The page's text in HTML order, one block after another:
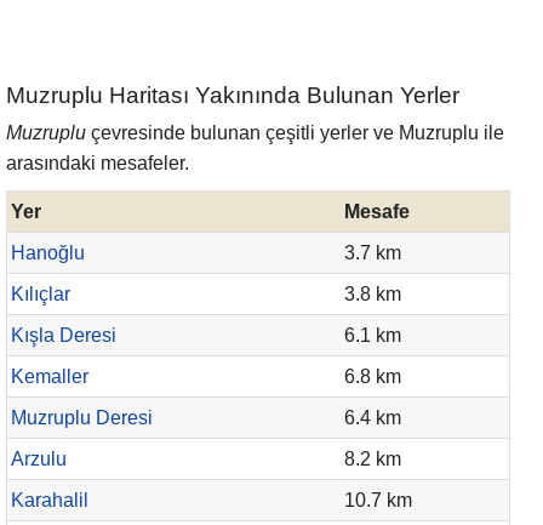
Muzruplu Haritası Yakınında Bulunan Yerler
Muzruplu çevresinde bulunan çeşitli yerler ve Muzruplu ile
arasındaki mesafeler.
Yer
Mesafe
Hanoğlu
3.7 km
Kılıçlar
3.8 km
Kışla Deresi
6.1 km
Kemaller
6.8 km
Muzruplu Deresi
6.4 km
Arzulu
8.2 km
Karahalil
10.7 km